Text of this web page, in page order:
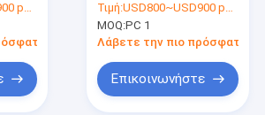
ton
τιμή
δομών χάλυβα
σταδίων
βιβλιοθήκης
Τιμή:USD800~USD900 per ton
MOQ:PC 1
Λάβετε την πιο πρόσφατη
Επικοινωνήστε